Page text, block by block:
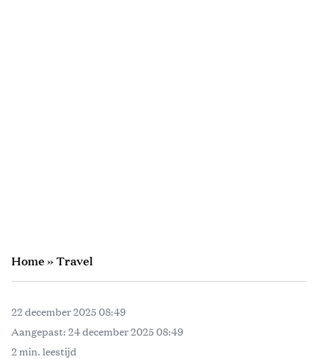
Home»Travel
22 december 2025 08:49
Aangepast: 24 december 2025 08:49
2 min. leestijd